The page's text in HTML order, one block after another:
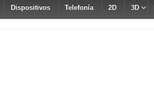
Dispositivos Telefonía 2D 3D